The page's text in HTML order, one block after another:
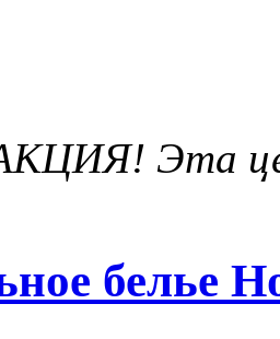
Эта
белье